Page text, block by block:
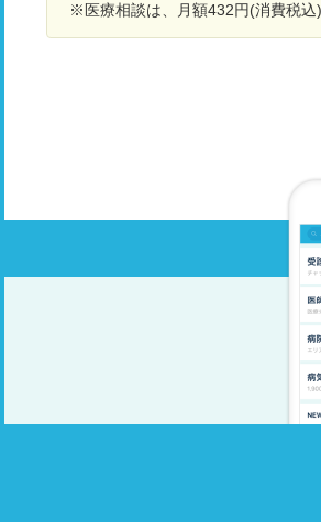
※医療相談は、月額432円(消費税